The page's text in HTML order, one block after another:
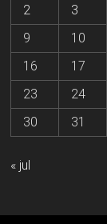
2
3
9
10
16
17
23
24
30
31
« jul